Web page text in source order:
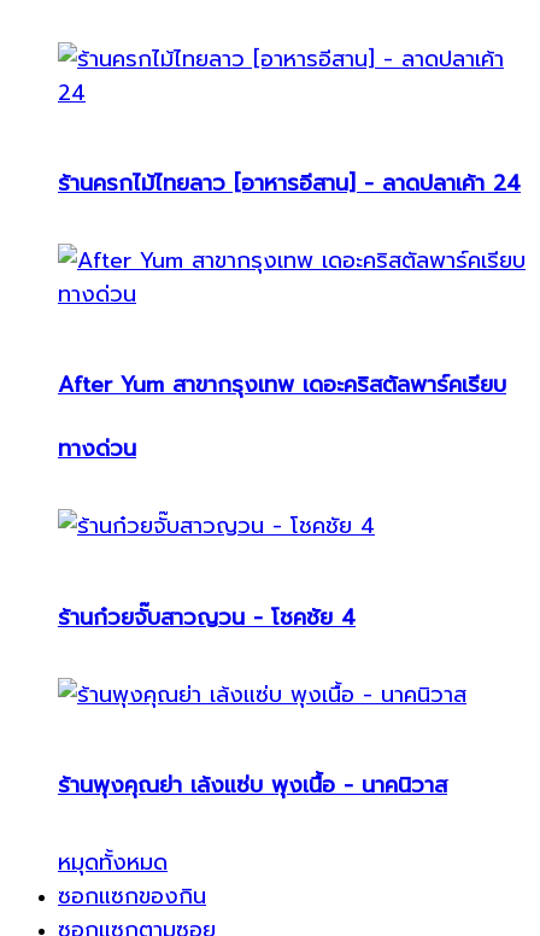
ร้านครกไม้ไทยลาว [อาหารอีสาน] - ลาดปลาเค้า 24
After Yum สาขากรุงเทพ เดอะคริสตัลพาร์คเรียบ
ทางด่วน
ร้านก๋วยจั๊บสาวญวน - โชคชัย 4
ร้านพุงคุณย่า เล้งแซ่บ พุงเนื้อ - นาคนิวาส
หมุดทั้งหมด
ซอกแซกของกิน